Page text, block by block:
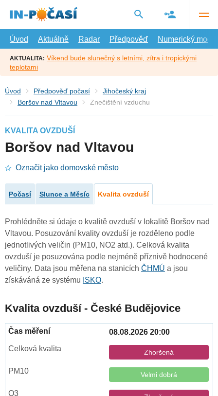
hlavní
Úvod
Aktuálně Radar Předpověď Numerický model
AKTUALITA: Víkend bude slunečný s letními, zítra i tropickými
teplotami
Úvod Předpověď počasí
Jihočeský kraj
Boršov nad Vltavou
Znečištění vzduchu
KVALITA OVZDUŠÍ
Boršov nad Vltavou
Označit jako domovské město
Počasí Slunce a Měsíc Kvalita ovzduší
Prohlédněte si údaje o kvalitě ovzduší v lokalitě Boršov nad
Vltavou. Posuzování kvality ovzduší je rozděleno podle
jednotlivých veličin (PM10, NO2 atd.). Celková kvalita
ovzduší je posuzována podle nejméně příznivě hodnocené
veličiny. Data jsou měřena na stanicích ČHMÚ a jsou
získáváná ze systému ISKO.
Kvalita ovzduší - České Budějovice
08.08.2026 20:00
Zhoršená
Velmi dobrá